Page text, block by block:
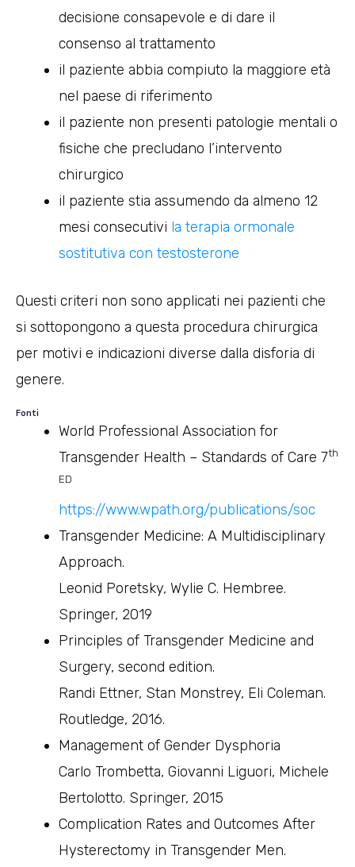
decisione consapevole e di dare il
consenso al trattamento
il paziente abbia compiuto la maggiore età
nel paese di riferimento
il paziente non presenti patologie mentali o
fisiche che precludano l’intervento
chirurgico
il paziente stia assumendo da almeno 12
mesi consecutivi la terapia ormonale
sostitutiva con testosterone
Questi criteri non sono applicati nei pazienti che
si sottopongono a questa procedura chirurgica
per motivi e indicazioni diverse dalla disforia di
genere.
Fonti
World Professional Association for
Transgender Health – Standards of Care 7th
ED
https://www.wpath.org/publications/soc
Transgender Medicine: A Multidisciplinary
Approach.
Leonid Poretsky, Wylie C. Hembree.
Springer, 2019
Principles of Transgender Medicine and
Surgery, second edition.
Randi Ettner, Stan Monstrey, Eli Coleman.
Routledge, 2016.
Management of Gender Dysphoria
Carlo Trombetta, Giovanni Liguori, Michele
Bertolotto. Springer, 2015
Complication Rates and Outcomes After
Hysterectomy in Transgender Men.